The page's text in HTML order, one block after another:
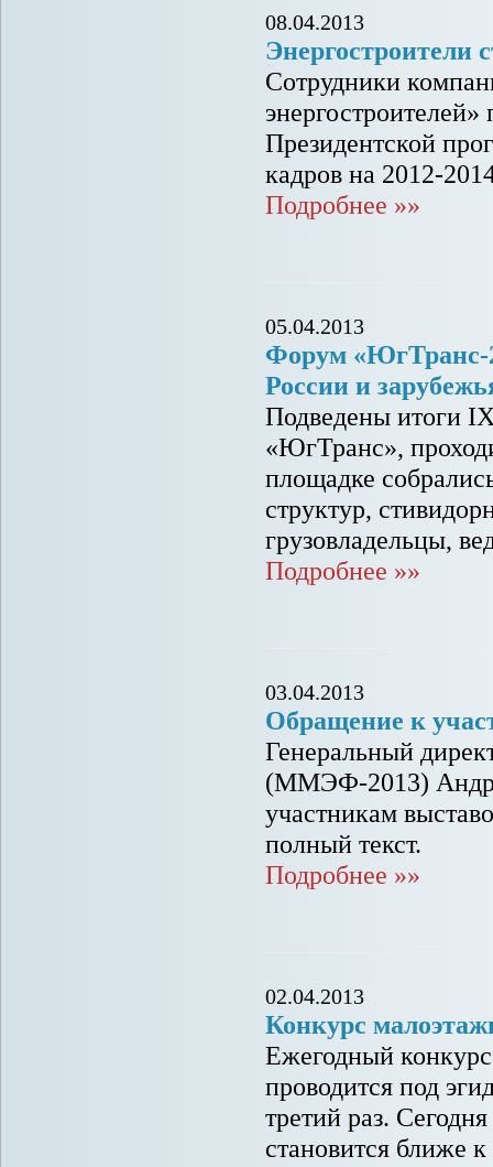
08.04.2013
Энергостроители
Сотрудники
Президентской
кадров на 2012-
Подробнее »»
05.04.2013
Форум «ЮгТранс-
России и
Подведены итоги
«ЮгТранс»,
площадке
структур,
грузовладельцы,
Подробнее »»
03.04.2013
Обращение к
Генеральный
(ММЭФ-2013)
участникам
полный текст.
Подробнее »»
02.04.2013
Конкурс
Ежегодный
проводится под
третий раз.
становится ближе